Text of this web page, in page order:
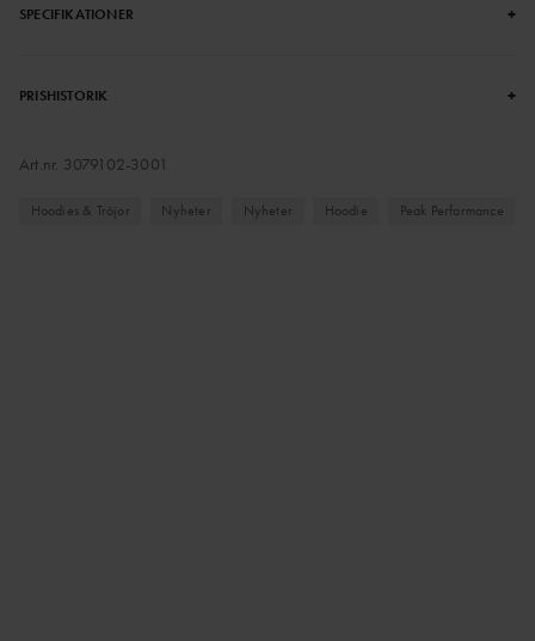
SPECIFIKATIONER +
PRISHISTORIK +
Art.nr. 3079102-3001
Hoodies & Tröjor Nyheter Nyheter Hoodie Peak Performance